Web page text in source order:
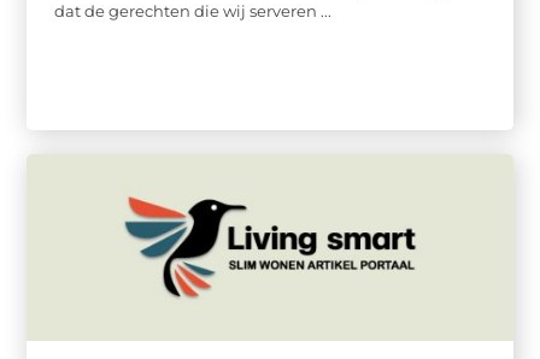
dat de gerechten die wij serveren ...